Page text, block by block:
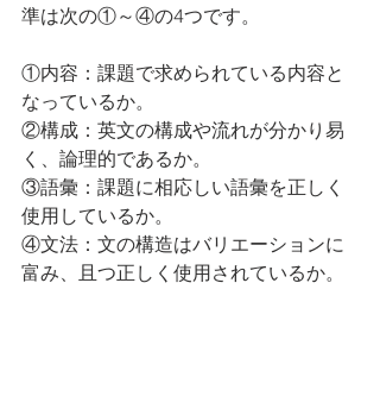
準は次の①～④の4つです。
①内容：課題で求められている内容と
なっているか。
②構成：英文の構成や流れが分かり易
く、論理的であるか。
③語彙：課題に相応しい語彙を正しく
使用しているか。
④文法：文の構造はバリエーションに
富み、且つ正しく使用されているか。